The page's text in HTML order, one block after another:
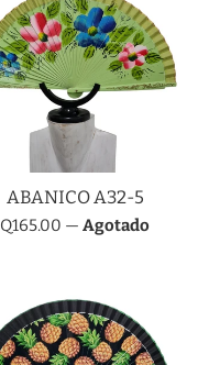
ABANICO A32-5
Precio
Q165.00 — Agotado